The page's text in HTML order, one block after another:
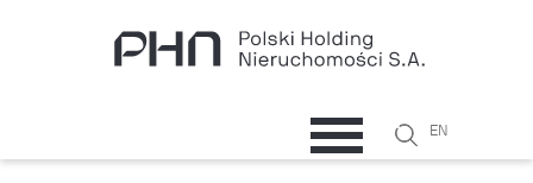
Formularz
SzukajEN